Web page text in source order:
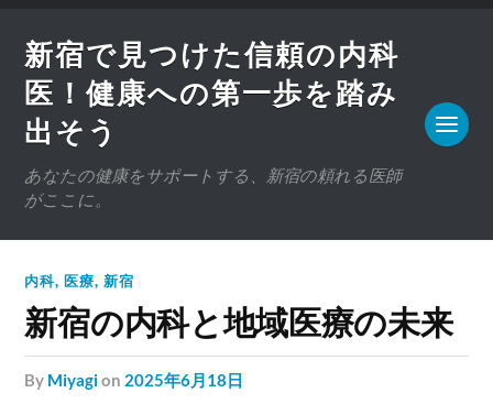
新宿で見つけた信頼の内科
医！健康への第一歩を踏み
出そう
あなたの健康をサポートする、新宿の頼れる医師
がここに。
内科, 医療,新宿
新宿の内科と地域医療の未来
by Miyagion 2025年6月18日